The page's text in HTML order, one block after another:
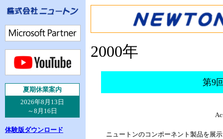
夏期休業案内
2026年8月13日
～8月16日
体験版ダウンロード
2000年
第9
ニュートンのコンポーネント製品を展